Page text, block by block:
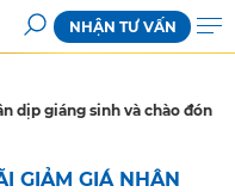
NHẬN TƯ VẤN
dịp giáng sinh và chào đón
GIẢM GIÁ NHÂN